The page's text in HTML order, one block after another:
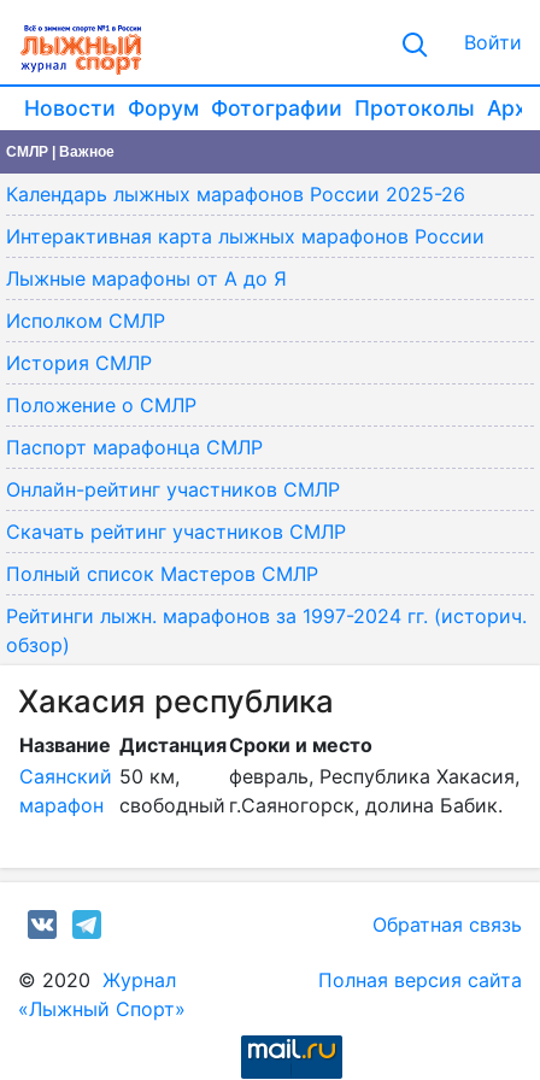
Войти
Новости Форум Фотографии Протоколы
СМЛР | Важное
Календарь лыжных марафонов России 2025-26
Интерактивная карта лыжных марафонов России
Лыжные марафоны от А до Я
Исполком СМЛР
История СМЛР
Положение о СМЛР
Паспорт марафонца СМЛР
Онлайн-рейтинг участников СМЛР
Скачать рейтинг участников СМЛР
Полный список Мастеров СМЛР
Рейтинги лыжн. марафонов за 1997-2024 гг. (историч.
обзор)
Хакасия республика
Название ДистанцияСроки и место
Саянский
марафон
50 км,
свободный
февраль, Республика Хакасия,
г.Саяногорск, долина Бабик.
Обратная связь
© 2020 Журнал
«Лыжный Спорт»
Полная версия сайта